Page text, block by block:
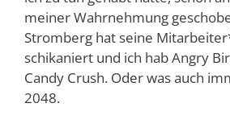
meiner Wahrnehmung
Stromberg hat seine
schikaniert und ich hab Angry
Candy Crush. Oder was auch
2048.